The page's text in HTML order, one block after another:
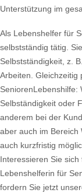
Unterstützung im
Als Lebenshelfer für
selbstständig tätig.
Selbstständigkeit, z.
Arbeiten. Gleichzeitig
SeniorenLebenshilfe:
Selbständigkeit oder
anderem bei der
aber auch im Bereich
auch kurzfristig
Interessieren Sie
Lebenshelferin für
fordern Sie jetzt